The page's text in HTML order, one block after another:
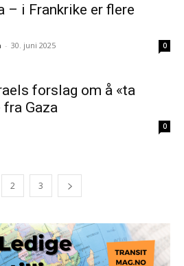
– i Frankrike er flere
- 30. juni 2025 0
forslag om å «ta
Gaza
0
2 3